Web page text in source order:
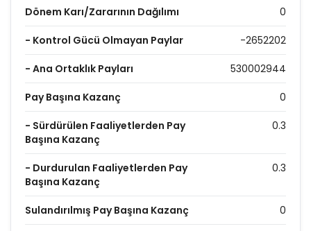
Dönem Karı/Zararının Dağılımı 0
- Kontrol Gücü Olmayan Paylar -2652202
- Ana Ortaklık Payları 530002944
Pay Başına Kazanç 0
- Sürdürülen Faaliyetlerden Pay
Başına Kazanç
0.3
- Durdurulan Faaliyetlerden Pay
Başına Kazanç
0.3
Sulandırılmış Pay Başına Kazanç 0